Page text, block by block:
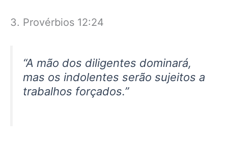
3. Provérbios 12:24
“A mão dos diligentes dominará,
mas os indolentes serão sujeitos a
trabalhos forçados.”